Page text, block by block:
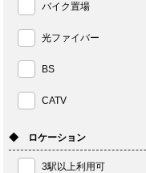
バイク置場
光ファイバー
BS
CATV
◆ ロケーション
3駅以上利用可